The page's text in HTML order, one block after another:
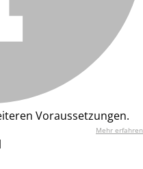
Voraussetzungen.
Mehr erfahren